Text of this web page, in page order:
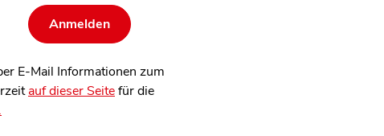
E-Mail Informationen zum
auf dieser Seitefür die